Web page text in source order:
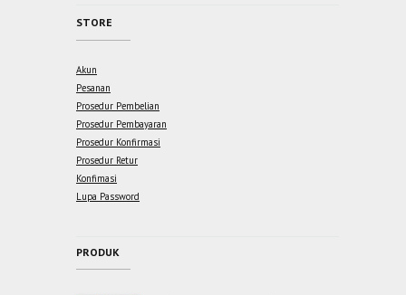
STORE
Akun
Pesanan
Prosedur Pembelian
Prosedur Pembayaran
Prosedur Konfirmasi
Prosedur Retur
Konfimasi
Lupa Password
PRODUK